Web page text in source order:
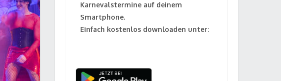
Karnevalstermine auf deinem
Smartphone.
Einfach kostenlos downloaden unter: